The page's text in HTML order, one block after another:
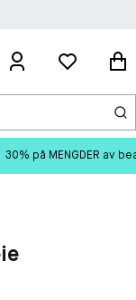
30% på MENGDER av